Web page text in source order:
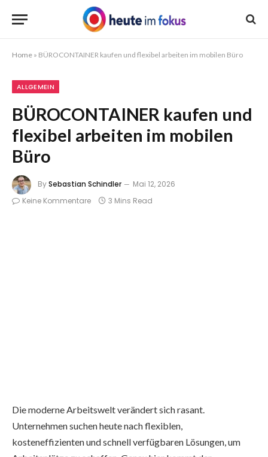
Home » BÜROCONTAINER kaufen und flexibel arbeiten im mobilen Büro
ALLGEMEIN
BÜROCONTAINER kaufen und
flexibel arbeiten im mobilen
Büro
BySebastian Schindler
Mai 12, 2026
Keine Kommentare
3 Mins Read
Die moderne Arbeitswelt verändert sich rasant.
Unternehmen suchen heute nach flexiblen,
kosteneffizienten und schnell verfügbaren Lösungen, um